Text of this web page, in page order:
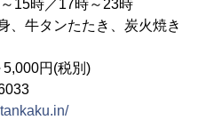
時／17時～23時
、牛タンたたき、炭火焼き
円(税別)